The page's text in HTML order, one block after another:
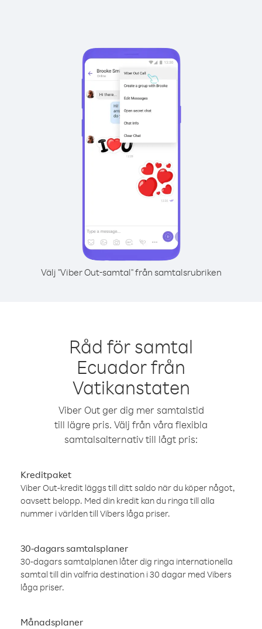
Välj "Viber Out-samtal" från samtalsrubriken
Råd för samtal
Ecuador från
Vatikanstaten
Viber Out ger dig mer samtalstid
till lägre pris. Välj från våra flexibla
samtalsalternativ till lågt pris:
Kreditpaket
Viber Out-kredit läggs till ditt saldo när du köper något,
oavsett belopp. Med din kredit kan du ringa till alla
nummer i världen till Vibers låga priser.
30-dagars samtalsplaner
30-dagars samtalplanen låter dig ringa internationella
samtal till din valfria destination i 30 dagar med Vibers
låga priser.
Månadsplaner